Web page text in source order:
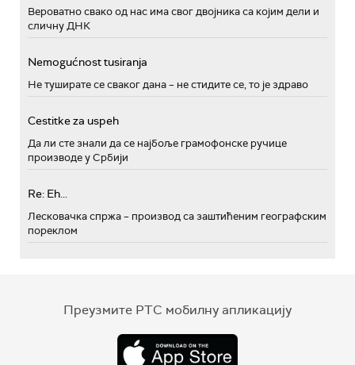
Вероватно свако од нас има свог двојника са којим дели и
сличну ДНК
Nemogućnost tusiranja
Не туширате се сваког дана – не стидите се, то је здраво
Cestitke za uspeh
Да ли сте знали да се најбоље грамофонске ручице
производе у Србији
Re: Eh...
Лесковачка спржа – производ са заштићеним географским
пореклом
Преузмите РТС мобилну апликацију